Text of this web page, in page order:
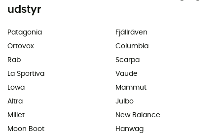
udstyr
Patagonia
Ortovox
Rab
La Sportiva
Lowa
Altra
Millet
Moon Boot
Fjällräven
Columbia
Scarpa
Vaude
Mammut
Julbo
New Balance
Hanwag